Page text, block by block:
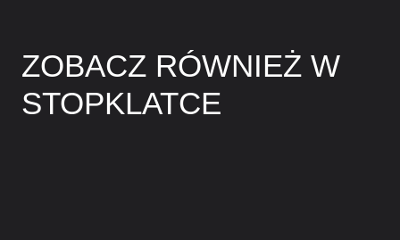
ZOBACZ RÓWNIEŻ W
STOPKLATCE